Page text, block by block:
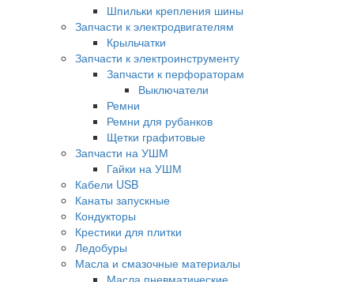
Шпильки крепления шины
Запчасти к электродвигателям
Крыльчатки
Запчасти к электроинструменту
Запчасти к перфораторам
Выключатели
Ремни
Ремни для рубанков
Щетки графитовые
Запчасти на УШМ
Гайки на УШМ
Кабели USB
Канаты запускные
Кондукторы
Крестики для плитки
Ледобуры
Масла и смазочные материалы
Масла пневматические